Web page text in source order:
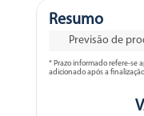
Resumo
Previsão de
* Prazo informado refere-se
adicionado após a